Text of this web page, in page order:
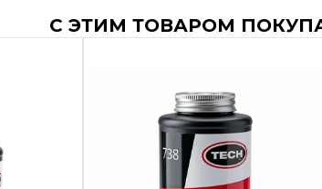
С ЭТИМ ТОВАРОМ